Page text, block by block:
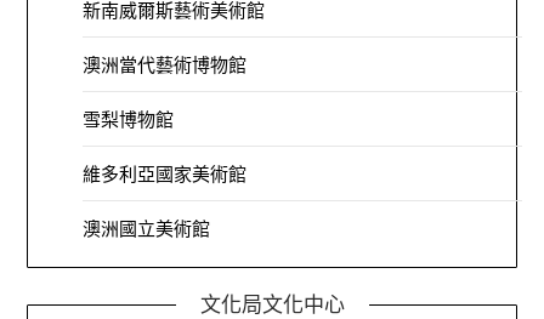
新南威爾斯藝術美術館
澳洲當代藝術博物館
雪梨博物館
維多利亞國家美術館
澳洲國立美術館
文化局文化中心